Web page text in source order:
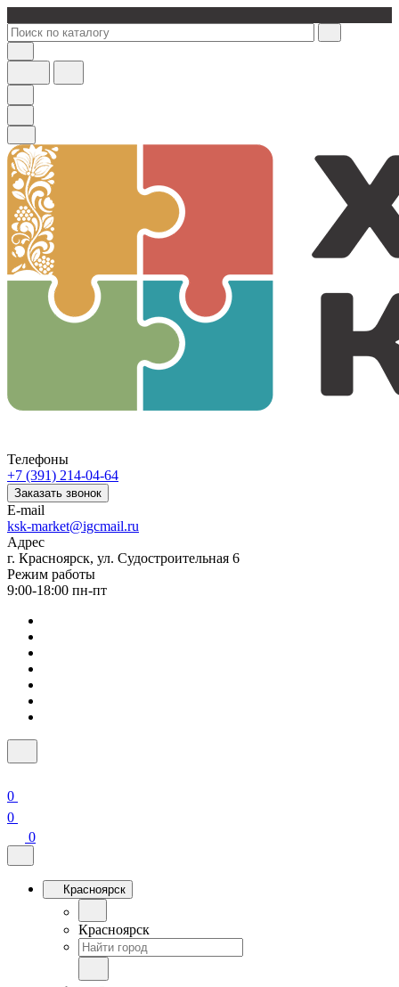
Телефоны
+7 (391) 214-04-64
Заказать звонок
E-mail
ksk-market@igcmail.ru
Адрес
г. Красноярск, ул. Судостроительная 6
Режим работы
9:00-18:00 пн-пт
0
0
0
Красноярск
Красноярск